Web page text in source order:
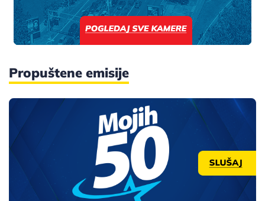
Propuštene emisije